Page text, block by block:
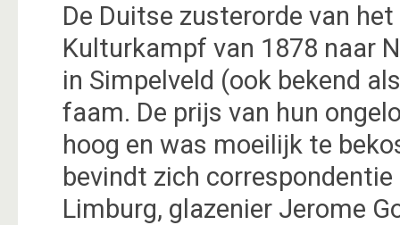
De Duitse zusterorde van
Kulturkampf van 1878 naar
in Simpelveld (ook bekend
faam. De prijs van hun
hoog en was moeilijk te
bevindt zich
Limburg, glazenier Jerome